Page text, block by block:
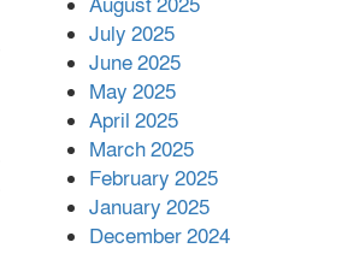
মোকাবিলায় সহায়তার আশ্বাস
এক বিলিয়ন
হবে আনোয়ারায়
August 2025
July 2025
June 2025
May 2025
April 2025
March 2025
February 2025
January 2025
December 2024